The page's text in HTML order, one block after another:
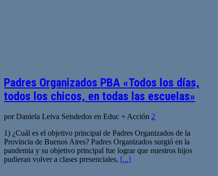
Padres Organizados PBA «Todos los días,
todos los chicos, en todas las escuelas»
por Daniela Leiva Seisdedos en Educ + Acción 2
1) ¿Cuál es el objetivo principal de Padres Organizados de la
Provincia de Buenos Aires? Padres Organizados surgió en la
pandemia y su objetivo principal fue lograr que nuestros hijos
pudieran volver a clases presenciales, [...]